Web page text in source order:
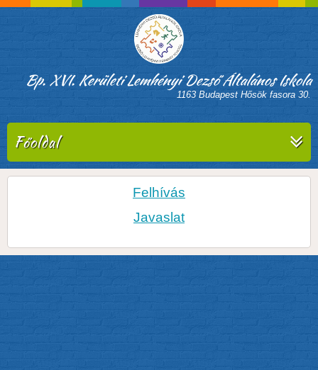
Bp. XVI. Kerületi Lemhényi Dezső Általános Iskola
1163 Budapest Hősök fasora 30.
Főoldal
Felhívás
Javaslat